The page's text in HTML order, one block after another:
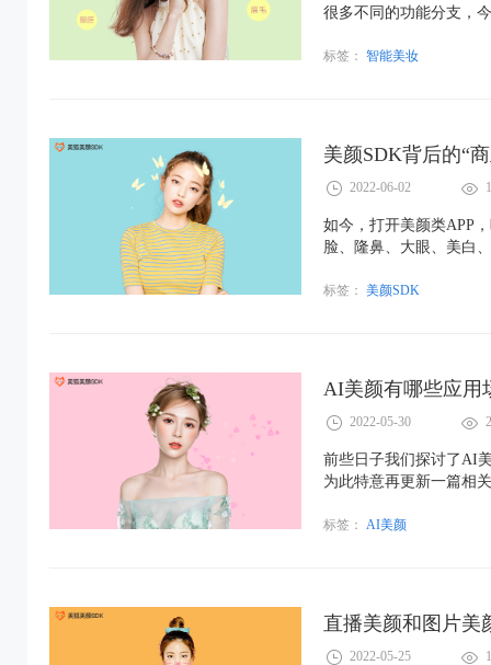
很多不同的功能分支，
标签： 智能美妆
美颜SDK背后的“
2022-06-02
如今，打开美颜类APP
脸、隆鼻、大眼、美白
的需求，同时也可以在
标签： 美颜SDK
AI美颜有哪些应用
2022-05-30
前些日子我们探讨了AI
为此特意再更新一篇相
标签： AI美颜
2022-05-25